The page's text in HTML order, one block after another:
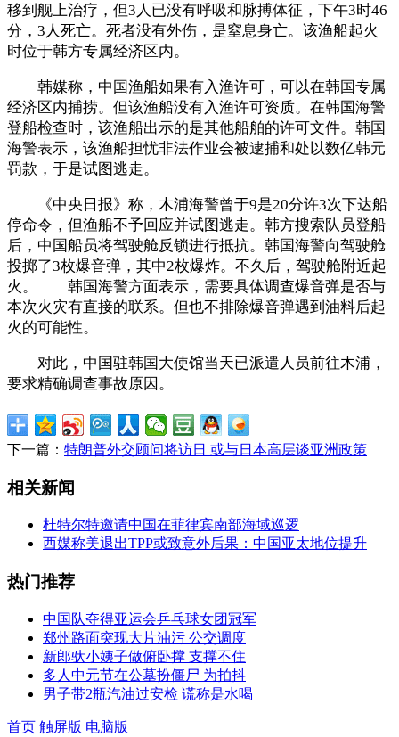
移到舰上治疗，但3人已没有呼吸和脉搏体征，下午3时46
分，3人死亡。死者没有外伤，是窒息身亡。该渔船起火
时位于韩方专属经济区内。
韩媒称，中国渔船如果有入渔许可，可以在韩国专属
经济区内捕捞。但该渔船没有入渔许可资质。在韩国海警
登船检查时，该渔船出示的是其他船舶的许可文件。韩国
海警表示，该渔船担忧非法作业会被逮捕和处以数亿韩元
罚款，于是试图逃走。
《中央日报》称，木浦海警曾于9是20分许3次下达船
停命令，但渔船不予回应并试图逃走。韩方搜索队员登船
后，中国船员将驾驶舱反锁进行抵抗。韩国海警向驾驶舱
投掷了3枚爆音弹，其中2枚爆炸。不久后，驾驶舱附近起
火。 韩国海警方面表示，需要具体调查爆音弹是否与
本次火灾有直接的联系。但也不排除爆音弹遇到油料后起
火的可能性。
对此，中国驻韩国大使馆当天已派遣人员前往木浦，
要求精确调查事故原因。
下一篇： 特朗普外交顾问将访日 或与日本高层谈亚洲政策
相关新闻
杜特尔特邀请中国在菲律宾南部海域巡逻
西媒称美退出TPP或致意外后果：中国亚太地位提升
热门推荐
中国队夺得亚运会乒乓球女团冠军
郑州路面突现大片油污 公交调度
新郎驮小姨子做俯卧撑 支撑不住
多人中元节在公墓扮僵尸 为拍抖
男子带2瓶汽油过安检 谎称是水喝
首页 触屏版 电脑版